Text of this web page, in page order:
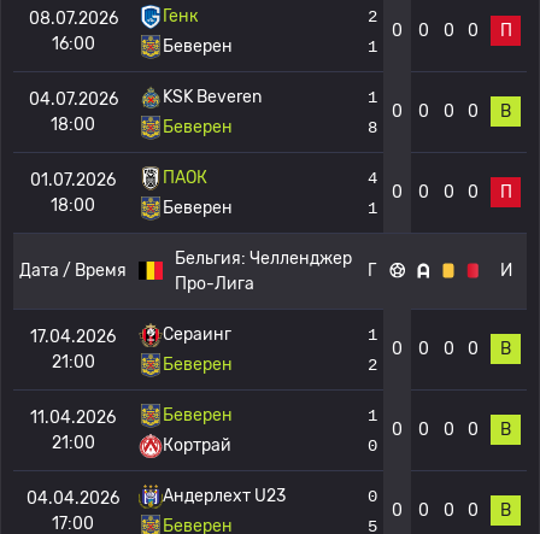
08.07.2026
16:00
Генк
Беверен
2
1
0 0 0 0 П
04.07.2026
18:00
KSK Beveren
Беверен
1
8
0 0 0 0 В
01.07.2026
18:00
ПАОК
Беверен
4
1
0 0 0 0 П
Дата / Время
Бельгия: Челленджер
Про-Лига
Г И
17.04.2026
21:00
Сераинг
Беверен
1
2
0 0 0 0 В
11.04.2026
21:00
Беверен
Кортрай
1
0
0 0 0 0 В
04.04.2026
17:00
Андерлехт U23
Беверен
0
5
0 0 0 0 В